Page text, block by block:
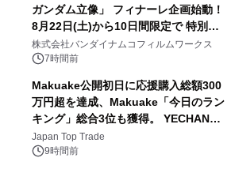
ガンダム立像」 フィナーレ企画始動！
8月22日(土)から10日間限定で 特別映
像『UNICORN GUNDAM Statue ―
BEYOND POSSIBILITY ―』を上映！
株式会社バンダイナムコフィルムワークス
7時間前
Makuake公開初日に応援購入総額300
万円超を達成、Makuake「今日のラン
キング」総合3位も獲得。 YECHAN音
浴シンギングボウル第2弾の大型サイ
ズ（XL・2XL・3XL）を先行販売中
Japan Top Trade
9時間前